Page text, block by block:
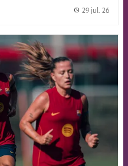
29 jul. 26
FCB Barcelona badge